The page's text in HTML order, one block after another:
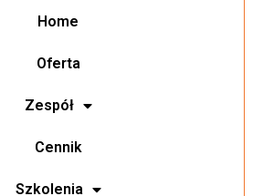
Home
Oferta
Zespół
Cennik
Szkolenia